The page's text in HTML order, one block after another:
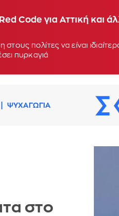
Code για Αττική και
πολίτες να είναι
πυρκαγιά
ΨΥΧΑΓΩΓΙΑ
στο